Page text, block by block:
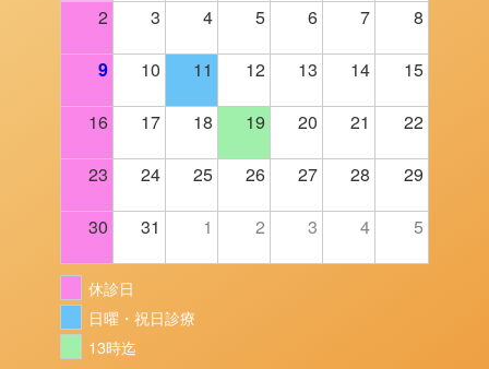
2 3 4 5 6 7 8
9 10 11 12 13 14 15
16 17 18 19 20 21 22
23 24 25 26 27 28 29
30 31 1 2 3 4 5
休診日
日曜・祝日診療
13時迄